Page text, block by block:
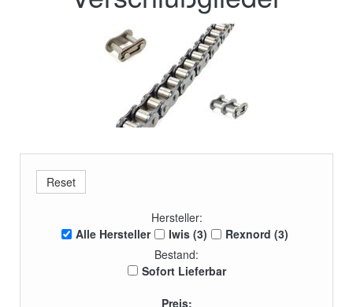
Hersteller:
Alle Hersteller
Iwis (3)
Rexnord (3)
Bestand:
Sofort Lieferbar
Preis: